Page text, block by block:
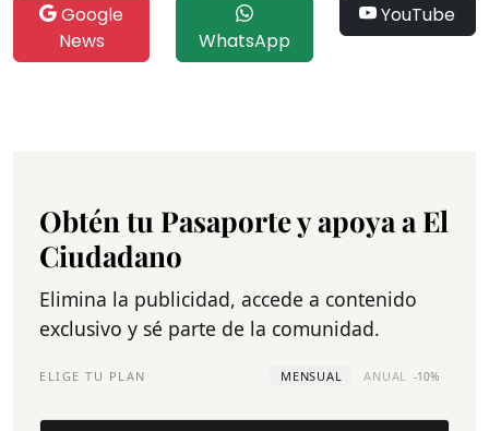
Google
News
WhatsApp
YouTube
Obtén tu Pasaporte y apoya a El
Ciudadano
Elimina la publicidad, accede a contenido
exclusivo y sé parte de la comunidad.
ELIGE TU PLAN MENSUAL ANUAL -10%